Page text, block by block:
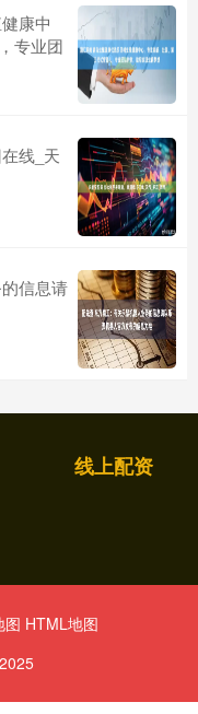
康中
专业团
线_天
信息请
线上配资
图 HTML地图